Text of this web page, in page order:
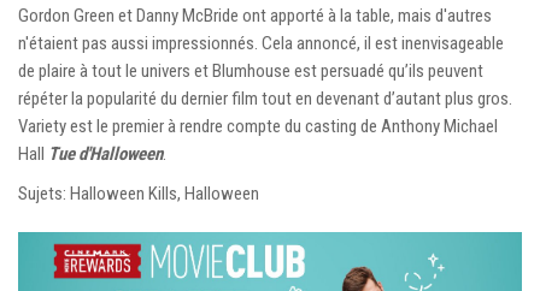
Gordon Green et Danny McBride ont apporté à la table, mais d'autres
n'étaient pas aussi impressionnés. Cela annoncé, il est inenvisageable
de plaire à tout le univers et Blumhouse est persuadé qu’ils peuvent
répéter la popularité du dernier film tout en devenant d’autant plus gros.
Variety est le premier à rendre compte du casting de Anthony Michael
Hall Tue d'Halloween.
Sujets: Halloween Kills, Halloween